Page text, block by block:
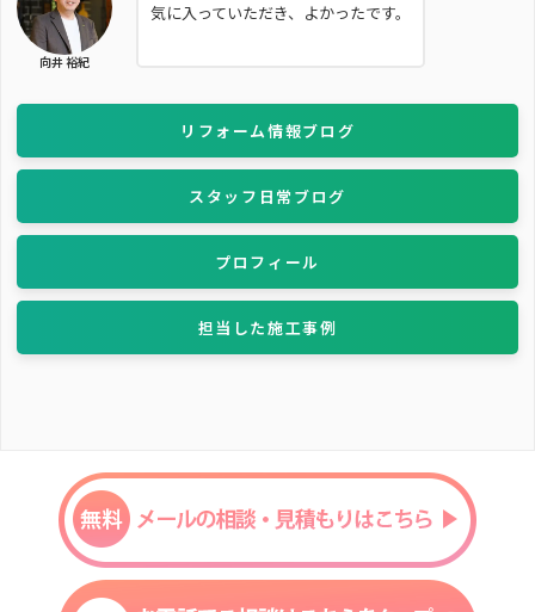
向井 裕紀
気に入っていただき、よかったです。
リフォーム情報ブログ
スタッフ日常ブログ
プロフィール
担当した施工事例